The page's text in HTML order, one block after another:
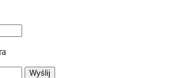
Wyślij